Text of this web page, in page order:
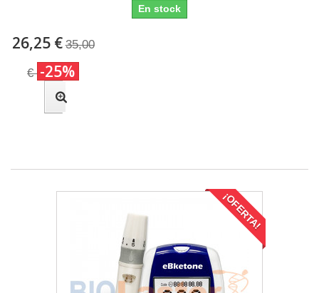
En stock
26,25 € 35,00
€ -25%
¡OFERTA!